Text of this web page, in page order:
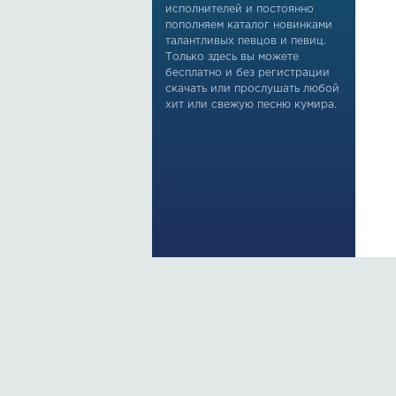
исполнителей и постоянно
пополняем каталог новинками
талантливых певцов и певиц.
Только здесь вы можете
бесплатно и без регистрации
скачать или прослушать любой
хит или свежую песню кумира.